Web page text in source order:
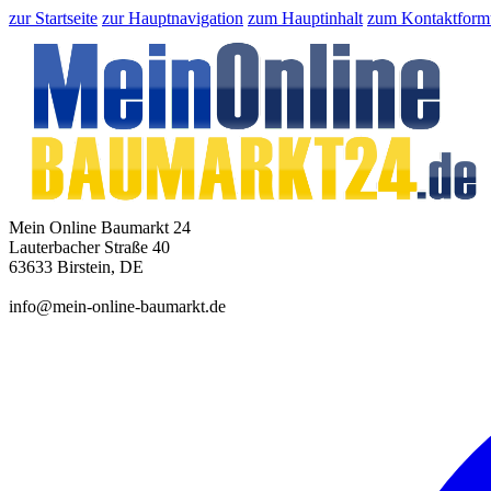
zur Startseite zur Hauptnavigation zum Hauptinhalt zum
Mein Online Baumarkt 24
Lauterbacher Straße 40
63633 Birstein, DE
info@mein-online-baumarkt.de